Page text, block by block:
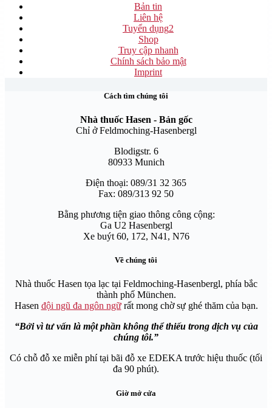
Bản tin
Liên hệ
Tuyển dụng2
Shop
Truy cập nhanh
Chính sách bảo mật
Imprint
Cách tìm chúng tôi
Nhà thuốc Hasen - Bản gốc
Chỉ ở Feldmoching-Hasenbergl
Blodigstr. 6
80933 Munich
Điện thoại: 089/31 32 365
Fax: 089/313 92 50
Bằng phương tiện giao thông công cộng:
Ga U2 Hasenbergl
Xe buýt 60, 172, N41, N76
Về chúng tôi
Nhà thuốc Hasen tọa lạc tại Feldmoching-Hasenbergl, phía bắc
thành phố München.
Hasen đội ngũ đa ngôn ngữrất mong chờ sự ghé thăm của bạn.
Bởi vì tư vấn là một phần không thể thiếu trong dịch vụ của
chúng tôi.
Có chỗ đỗ xe miễn phí tại bãi đỗ xe EDEKA trước hiệu thuốc (tối
đa 90 phút).
Giờ mở cửa